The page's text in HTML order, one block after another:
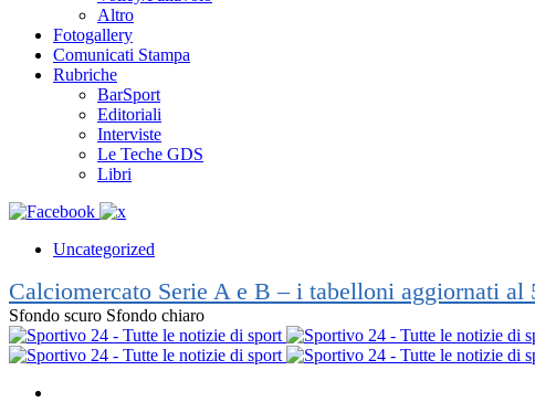
Altro
Fotogallery
Comunicati Stampa
Rubriche
BarSport
Editoriali
Interviste
Le Teche GDS
Libri
Uncategorized
Calciomercato Serie A e B – i tabelloni aggiornati al
Sfondo scuro Sfondo chiaro